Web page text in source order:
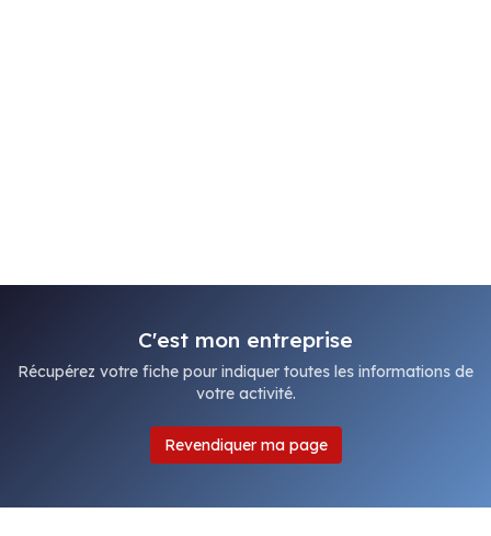
C'est mon entreprise
Récupérez votre fiche pour indiquer toutes les informations de
votre activité.
Revendiquer ma page